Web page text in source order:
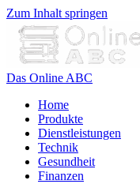
Zum Inhalt springen
Das Online ABC
Home
Produkte
Dienstleistungen
Technik
Gesundheit
Finanzen